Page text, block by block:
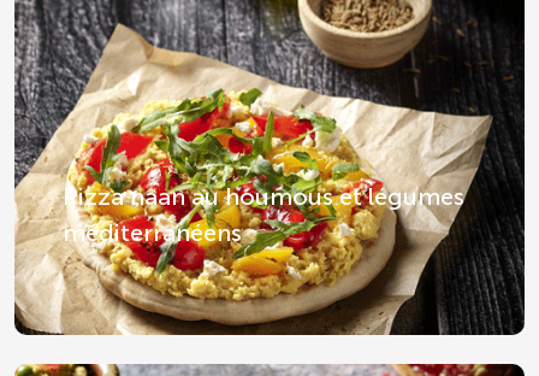
Pizza naan au houmous et légumes
méditerranéens